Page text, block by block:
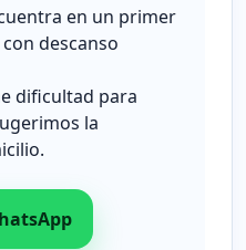
en un primer
descanso
dificultad para
la